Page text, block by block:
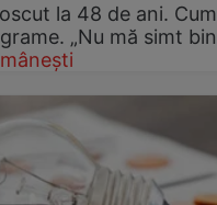
la 48 de ani. Cum
„Nu mă simt